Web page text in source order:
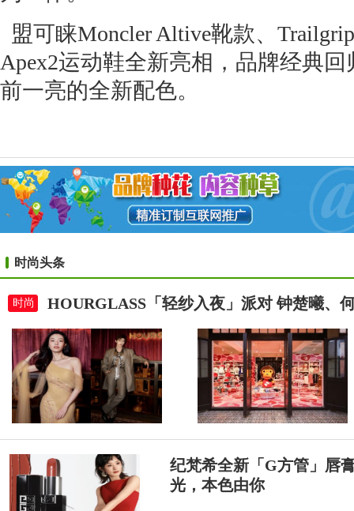
盟可睐Moncler Altive靴款、
Apex2运动鞋全新亮相，品牌经典
前一亮的全新配色。
时尚头条
时尚 HOURGLASS「轻纱入夜」派对 钟楚曦、
纪梵希全新「G方管」唇
光，本色由你